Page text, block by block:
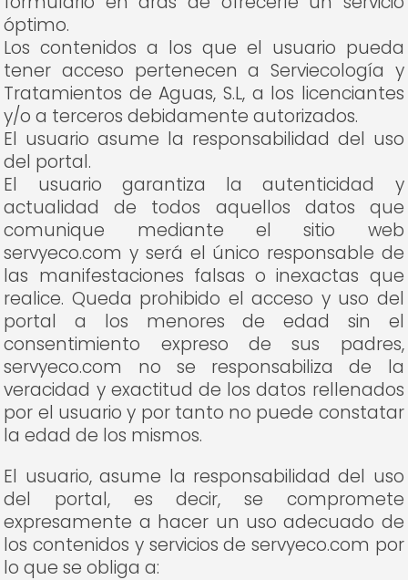
óptimo.
Los contenidos a los que el usuario pueda
tener acceso pertenecen a Serviecología y
Tratamientos de Aguas, S.L, a los licenciantes
y/o a terceros debidamente autorizados.
El usuario asume la responsabilidad del uso
del portal.
El usuario garantiza la autenticidad y
actualidad de todos aquellos datos que
comunique mediante el sitio web
servyeco.com y será el único responsable de
las manifestaciones falsas o inexactas que
realice. Queda prohibido el acceso y uso del
portal a los menores de edad sin el
consentimiento expreso de sus padres,
servyeco.com no se responsabiliza de la
veracidad y exactitud de los datos rellenados
por el usuario y por tanto no puede constatar
la edad de los mismos.
El usuario, asume la responsabilidad del uso
del portal, es decir, se compromete
expresamente a hacer un uso adecuado de
los contenidos y servicios de servyeco.com por
lo que se obliga a: